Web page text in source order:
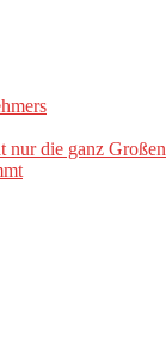
nur die ganz Großen